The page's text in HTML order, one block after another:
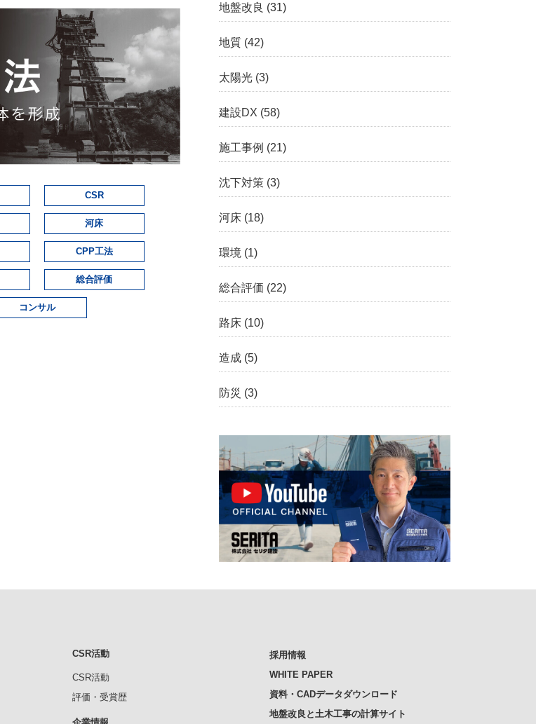
CSR
河床
CPP工法
総合評価
コンサル
地盤改良 (31)
地質 (42)
太陽光 (3)
建設DX (58)
施工事例 (21)
沈下対策 (3)
河床 (18)
環境 (1)
総合評価 (22)
路床 (10)
造成 (5)
防災 (3)
CSR活動
CSR活動
評価・受賞歴
採用情報
WHITE PAPER
資料・CADデータダウンロード
地盤改良と土木工事の計算サイト